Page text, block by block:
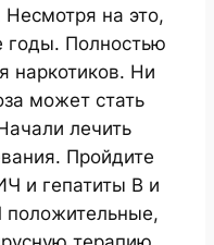
на это,
Полностью
наркотиков. Ни
может стать
лечить
Пройдите
и гепатиты B и
положительные,